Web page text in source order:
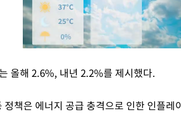
올해 2.6%, 내년 2.2%를 제시했다.
정책은 에너지 공급 충격으로 인한 인플